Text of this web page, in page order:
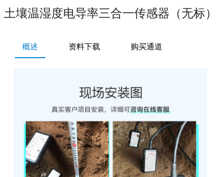
土壤温湿度电导率三合一传感器（无标）
概述 资料下载 购买通道